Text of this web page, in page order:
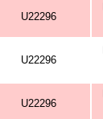
U22296
U22296
U22296